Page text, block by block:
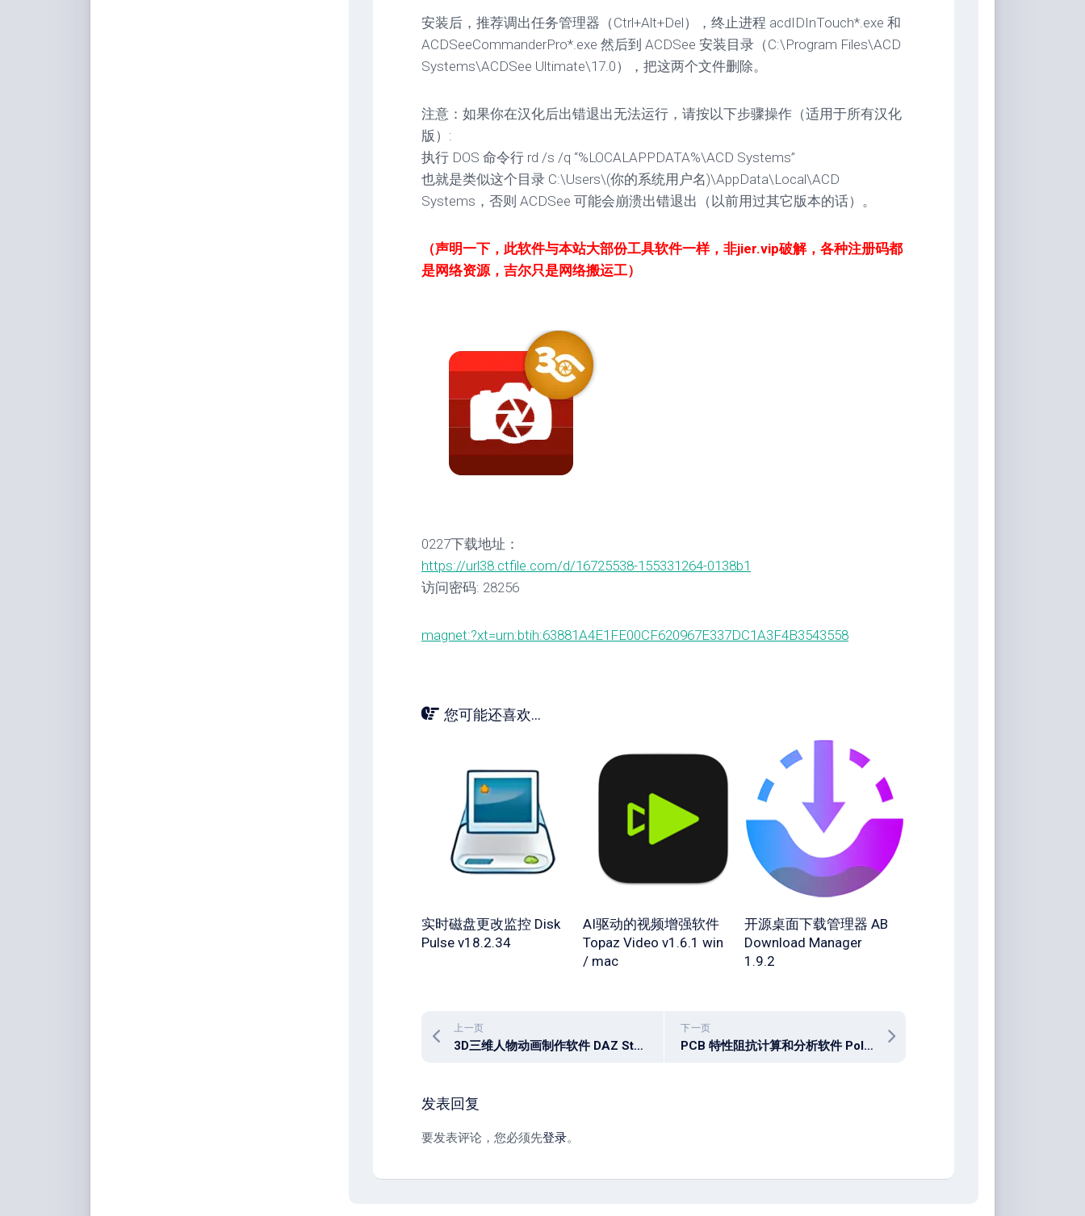
安装后，推荐调出任务管理器（Ctrl+Alt+Del），终止进程 acdIDInTouch*.exe 和
ACDSeeCommanderPro*.exe 然后到 ACDSee 安装目录（C:\Program Files\ACD
Systems\ACDSee Ultimate\17.0），把这两个文件删除。
注意：如果你在汉化后出错退出无法运行，请按以下步骤操作（适用于所有汉化
版）:
执行 DOS 命令行 rd /s /q “%LOCALAPPDATA%\ACD Systems”
也就是类似这个目录 C:\Users\(你的系统用户名)\AppData\Local\ACD
Systems，否则 ACDSee 可能会崩溃出错退出（以前用过其它版本的话）。
（声明一下，此软件与本站大部份工具软件一样，非jier.vip破解，各种注册码都
是网络资源，吉尔只是网络搬运工）
0227下载地址：
https://url38.ctfile.com/d/16725538-155331264-0138b1
访问密码: 28256
magnet:?xt=urn:btih:63881A4E1FE00CF620967E337DC1A3F4B3543558
您可能还喜欢...
实时磁盘更改监控 Disk
Pulse v18.2.34
AI驱动的视频增强软件
Topaz Video v1.6.1 win
/ mac
开源桌面下载管理器 AB
Download Manager
1.9.2
下一页
PCB 特性阻抗计算和分析软件 Polar Instruments Si9000 25.01.01 + Speedstack 21.11.01
上一页
3D三维人物动画制作软件 DAZ Studio Professional 4.24.0.4
发表回复
要发表评论，您必须先登录。